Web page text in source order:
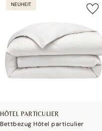
NEUHEIT
HÔTEL PARTICULIER
Bettbezug Hôtel particulier